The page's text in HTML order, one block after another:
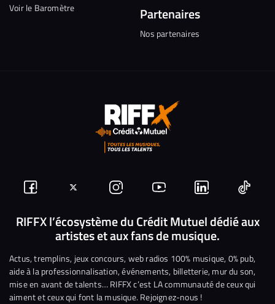
Voir le Baromètre Partenaires
Nos partenaires
Suivez-
nous
Facebook
Suivez-
nous
sur
Twitter
Nous
rejoindre
sur
Instagram
Nous
rejoindre
sur
YouTube
Nous
rejoindre
sur
Linkedin
Nous
RIFFX l’écosystème du Crédit Mutuel dédié aux
artistes et aux fans de musique.
Actus, tremplins, jeux concours, web radios 100% musique, 0% pub,
aide à la professionnalisation, événements, billetterie, mur du son,
mise en avant de talents… RIFFX c’est LA communauté de ceux qui
aiment et ceux qui font la musique. Rejoignez-nous !